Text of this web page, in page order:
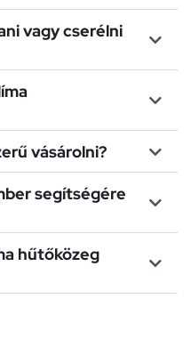
vagy cserélni
vásárolni?
segítségére
hűtőközeg